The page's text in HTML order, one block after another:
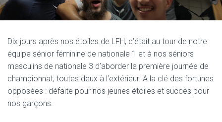
Dix jours après nos étoiles de LFH, c’était au tour de notre
équipe sénior féminine de nationale 1 et à nos séniors
masculins de nationale 3 d’aborder la première journée de
championnat, toutes deux à l’extérieur. A la clé des fortunes
opposées : défaite pour nos jeunes étoiles et succès pour
nos garçons.